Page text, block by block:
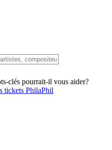
clés pourrait-il vous aider?
tickets PhilaPhil